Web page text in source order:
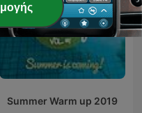
Summer Warm up 2019